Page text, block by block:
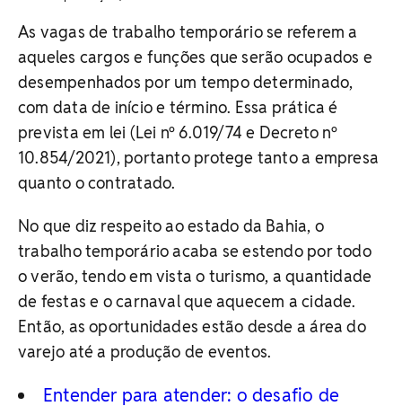
As vagas de trabalho temporário se referem a
aqueles cargos e funções que serão ocupados e
desempenhados por um tempo determinado,
com data de início e término. Essa prática é
prevista em lei (Lei nº 6.019/74 e Decreto nº
10.854/2021), portanto protege tanto a empresa
quanto o contratado.
No que diz respeito ao estado da Bahia, o
trabalho temporário acaba se estendo por todo
o verão, tendo em vista o turismo, a quantidade
de festas e o carnaval que aquecem a cidade.
Então, as oportunidades estão desde a área do
varejo até a produção de eventos.
Entender para atender: o desafio de